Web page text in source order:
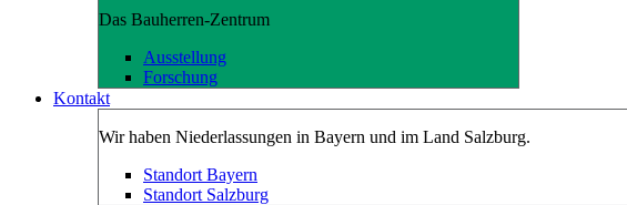
Das Bauherren-Zentrum
Ausstellung
Forschung
Kontakt
Wir haben Niederlassungen in Bayern und im Land Salzburg.
Standort Bayern
Standort Salzburg